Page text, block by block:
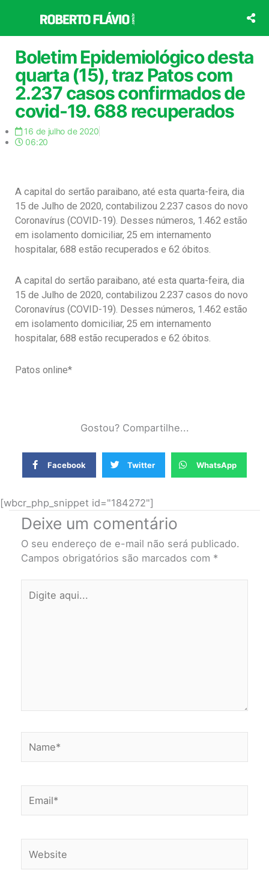
o
conteúdo
Boletim Epidemiológico desta
quarta (15), traz Patos com
2.237 casos confirmados de
covid-19. 688 recuperados
16 de julho de 2020
06:20
A capital do sertão paraibano, até esta quarta-feira, dia
15 de Julho de 2020, contabilizou 2.237 casos do novo
Coronavírus (COVID-19). Desses números, 1.462 estão
em isolamento domiciliar, 25 em internamento
hospitalar, 688 estão recuperados e 62 óbitos.
A capital do sertão paraibano, até esta quarta-feira, dia
15 de Julho de 2020, contabilizou 2.237 casos do novo
Coronavírus (COVID-19). Desses números, 1.462 estão
em isolamento domiciliar, 25 em internamento
hospitalar, 688 estão recuperados e 62 óbitos.
Patos online*
Gostou? Compartilhe...
Facebook Twitter WhatsApp
[wbcr_php_snippet id="184272"]
Deixe um comentário
O seu endereço de e-mail não será publicado.
Campos obrigatórios são marcados com *
aqui...